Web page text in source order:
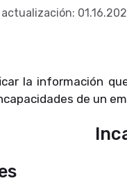
:
la información
de un